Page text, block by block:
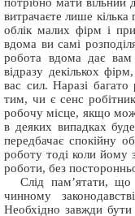
витрачаєте лише
облік малих фірм і
вдома ви самі
робота вдома дає вам
відразу декількох
вас сил. Наразі
тим, чи є сенс
робочу місце, якщо
в деяких випадках
передбачає спокійну
роботу тоді коли йому
роботи, без
Слід пам’ятати, що
чинному
Необхідно завжди бути